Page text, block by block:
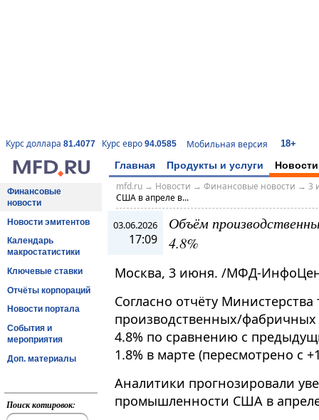
Курс доллара 81.4077 Курс евро 94.0585 Мобильная версия 18+
Главная Продукты и услуги Новости
Финансовые
новости
Новости эмитентов
Календарь
макростатистики
Ключевые ставки
Отчёты корпораций
Новости портала
События и
мероприятия
Доп. материалы
Поиск котировок:
mfd.ru→ Новости → Финансовые новости → 3
США в апреле в...
03.06.2026
17:09
Объём
4.8%
Москва, 3 июня. /МФД-
Согласно отчёту
производственных/
4.8% по сравнению с
1.8% в марте (пересмотрено с
Аналитики прогнозировали
промышленности США в